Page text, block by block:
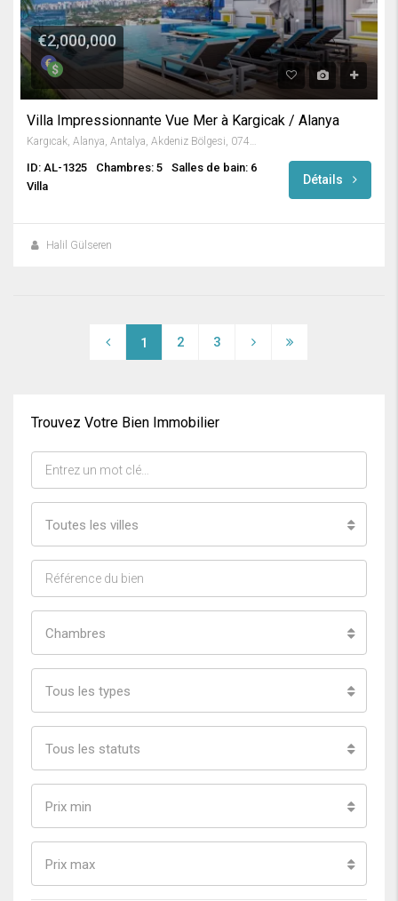
€2,000,000
Villa Impressionnante Vue Mer à Kargicak / Alanya
ID: AL-1325 Chambres: 5
Salles de bain: 6
Villa
Détails
Halil Gülseren
1 2 3
Trouvez Votre Bien Immobilier
Toutes les villes
Chambres
Tous les types
Tous les statuts
Prix min
Prix max